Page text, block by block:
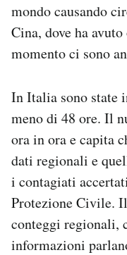
AREA PERSONALE
Area Personale
Regala il Post
Hai bisogno di
Esci
mondo causando
Cina, dove ha
momento ci sono
In Italia sono state
meno di 48 ore. Il
ora in ora e capita
dati regionali e
i contagiati
Protezione Civile.
conteggi regionali,
informazioni